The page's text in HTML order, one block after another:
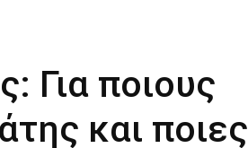
Για ποιους
και ποιες